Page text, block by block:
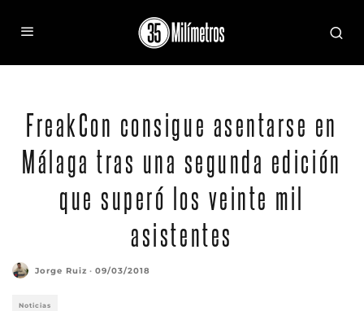
FreakCon consigue asentarse en
Málaga tras una segunda edición
que superó los veinte mil
asistentes
Jorge Ruiz · 09/03/2018
Noticias